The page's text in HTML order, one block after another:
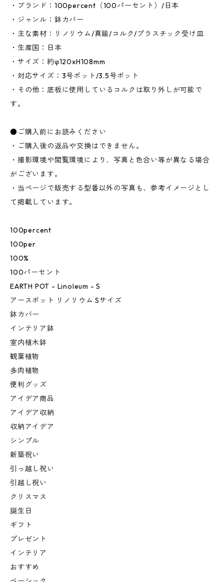
・ブランド：100percent（100パーセント）/日本
・ジャンル：鉢カバー
・主な素材：リノリウム/真鍮/コルク/プラスチック受け皿
・生産国：日本
・サイズ：約φ120xH108mm
・対応サイズ：3号ポット/3.5号ポット
・その他：底板に使用しているコルクは取り外しが可能で
す。
●ご購入前にお読みください
・ご購入後の返品や交換はできません。
・撮影環境や閲覧環境により、写真と色合い等が異なる場合
がございます。
・当ページで販売する型番以外の写真も、参考イメージとし
て掲載しています。
100percent
100per
100%
100パーセント
EARTH POT - Linoleum - S
アースポット リノリウム Sサイズ
鉢カバー
インテリア鉢
室内植木鉢
観葉植物
多肉植物
便利グッズ
アイデア商品
アイデア収納
収納アイデア
シンプル
新築祝い
引っ越し祝い
引越し祝い
クリスマス
誕生日
ギフト
プレゼント
インテリア
おすすめ